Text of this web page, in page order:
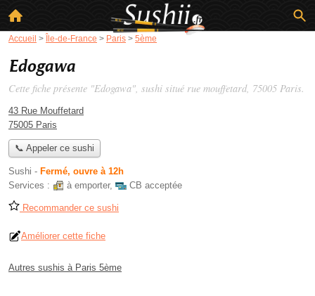
Accueil > Île-de-France > Paris > 5ème
Edogawa
Cette fiche présente "Edogawa", sushi situé rue mouffetard, 75005 Paris.
43 Rue Mouffetard
75005 Paris
📞 Appeler ce sushi
Sushi - Fermé, ouvre à 12h
Services :
à emporter, CB acceptée
Recommander ce sushi
Améliorer cette fiche
Autres sushis à Paris 5ème